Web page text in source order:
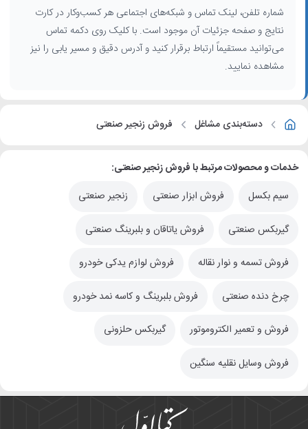
شماره تلفن، لینک تماس و شبکه‌های اجتماعی هر کسب‌وکار در کارت
نتایج و صفحه جزئیات آن موجود است. با کلیک روی دکمه تماس
می‌توانید مستقیماً ارتباط برقرار کنید و آدرس دقیق و مسیر یابی را نیز
مشاهده نمایید.
دسته‌بندی مشاغل فروش زنجیر صنعتی
خدمات و محصولات مرتبط با فروش زنجیر صنعتی:
سیم بکسل
فروش ابزار صنعتی زنجیر صنعتی
گیربکس صنعتی فروش یاتاقان و بلبرینگ صنعتی
فروش تسمه و نوار نقاله فروش لوازم یدکی خودرو
چرخ دنده صنعتی فروش بلبرینگ و کاسه نمد خودرو
فروش و تعمیر الکتروموتور گیربکس حلزونی
فروش وسایل نقلیه سنگین